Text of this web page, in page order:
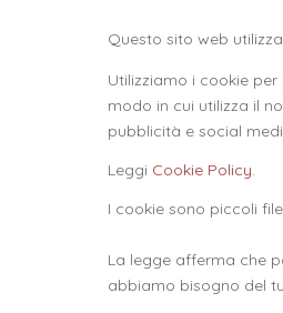
Questo sito web
Utilizziamo i cookie
modo in cui utilizza il
pubblicità e social
Leggi Cookie Policy.
I cookie sono piccoli
La legge afferma che
abbiamo bisogno del